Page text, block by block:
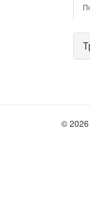
© 2026